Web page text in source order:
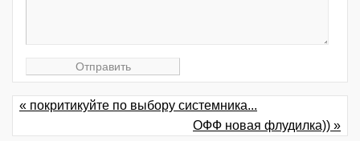
« покритикуйте по выбору системника...
ОФФ новая флудилка)) »